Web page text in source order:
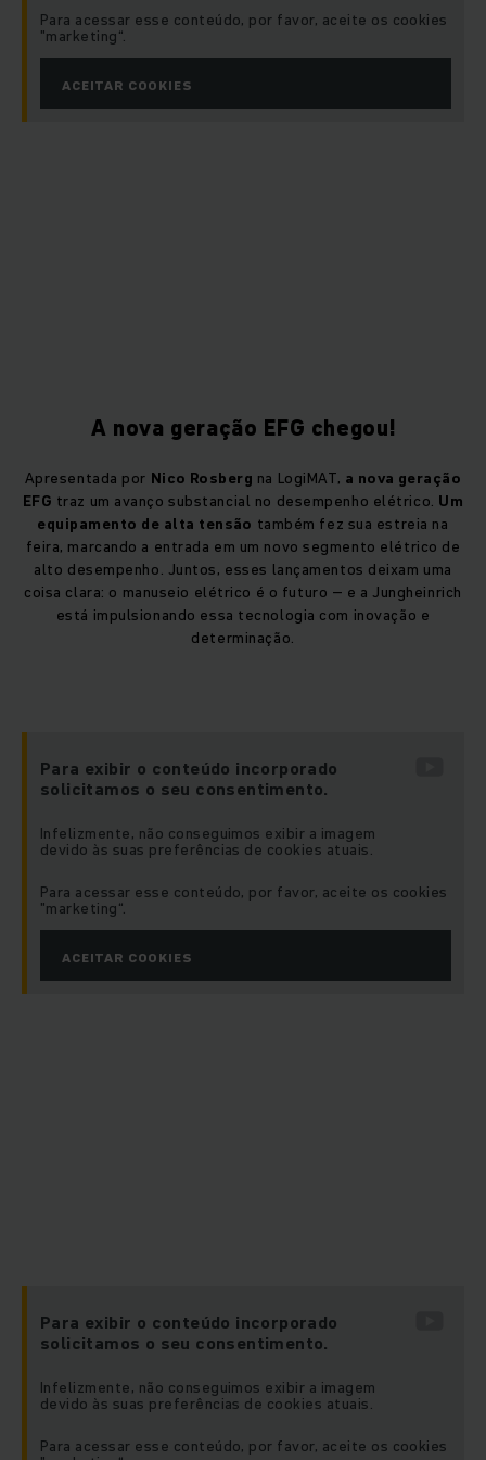
Para acessar esse conteúdo, por favor, aceite os cookies
"marketing“.
ACEITAR COOKIES
A nova geração EFG chegou!
Apresentada por Nico Rosberg na LogiMAT, a nova geração
EFG traz um avanço substancial no desempenho elétrico. Um
equipamento de alta tensão também fez sua estreia na
feira, marcando a entrada em um novo segmento elétrico de
alto desempenho. Juntos, esses lançamentos deixam uma
coisa clara: o manuseio elétrico é o futuro – e a Jungheinrich
está impulsionando essa tecnologia com inovação e
determinação.
Para exibir o conteúdo incorporado
solicitamos o seu consentimento.
Infelizmente, não conseguimos exibir a imagem
devido às suas preferências de cookies atuais.
Para acessar esse conteúdo, por favor, aceite os cookies
"marketing“.
ACEITAR COOKIES
Para exibir o conteúdo incorporado
solicitamos o seu consentimento.
Infelizmente, não conseguimos exibir a imagem
devido às suas preferências de cookies atuais.
Para acessar esse conteúdo, por favor, aceite os cookies